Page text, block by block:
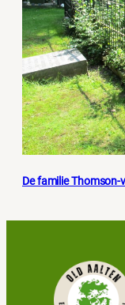
De familie